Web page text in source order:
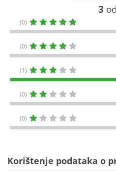
3
(0)
(0)
(1)
(0)
(0)
Korištenje podataka o